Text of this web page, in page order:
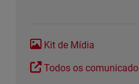
Kit de Mídia
Todos os